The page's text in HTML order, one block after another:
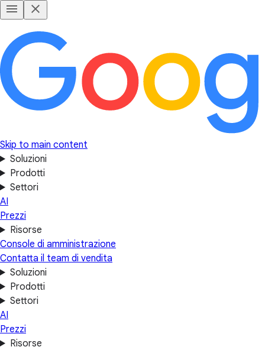
Skip to main content
Soluzioni
Prodotti
Settori
AI
Prezzi
Risorse
Console di amministrazione
Contatta il team di vendita
Soluzioni
Prodotti
Settori
AI
Prezzi
Risorse